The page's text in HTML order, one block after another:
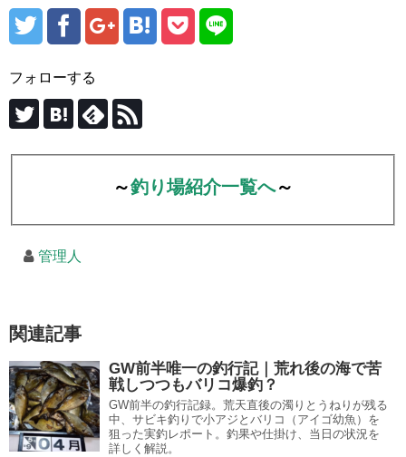
フォローする
～釣り場紹介一覧へ～
管理人
関連記事
GW前半唯一の釣行記｜荒れ後の海で苦
戦しつつもバリコ爆釣？
GW前半の釣行記録。荒天直後の濁りとうねりが残る
中、サビキ釣りで小アジとバリコ（アイゴ幼魚）を
狙った実釣レポート。釣果や仕掛け、当日の状況を
詳しく解説。